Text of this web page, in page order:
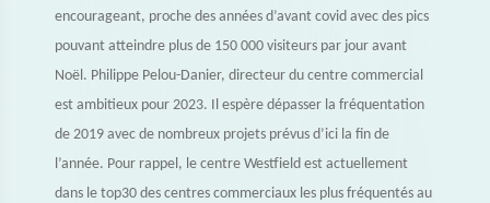
encourageant, proche des années d’avant covid avec des pics
pouvant atteindre plus de 150 000 visiteurs par jour avant
Noël. Philippe Pelou-Danier, directeur du centre commercial
est ambitieux pour 2023. Il espère dépasser la fréquentation
de 2019 avec de nombreux projets prévus d’ici la fin de
l’année. Pour rappel, le centre Westfield est actuellement
dans le top30 des centres commerciaux les plus fréquentés au